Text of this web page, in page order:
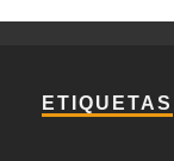
ETIQUETAS